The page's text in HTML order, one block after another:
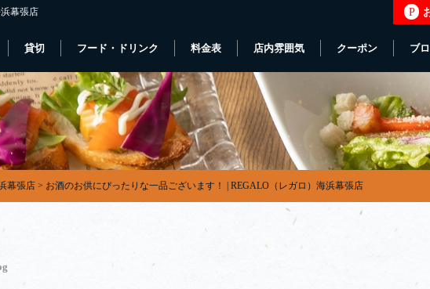
幕張店 P
貸切 フード・ドリンク 料金表 店内雰囲気 クーポン ブ
幕張店 > お酒のお供にぴったりな一品ございます！ | REGALO（レガロ）海浜幕張店